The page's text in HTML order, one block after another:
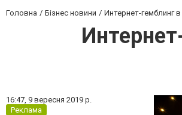
Головна Бізнес новини Интернет-гемблинг
16:47, 9 вересня 2019 р.
Реклама